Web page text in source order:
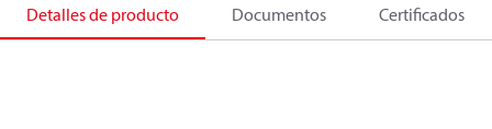
Detalles de producto Documentos Certificados